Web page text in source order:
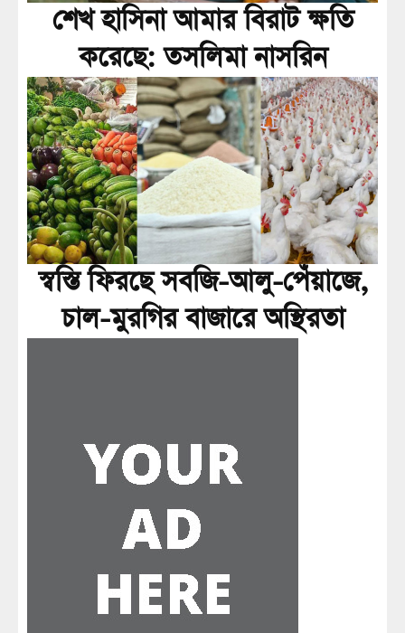
শেখ হাসিনা আমার বিরাট ক্ষতি
করেছে: তসলিমা নাসরিন
স্বস্তি ফিরছে সবজি-আলু-পেঁয়াজে,
চাল-মুরগির বাজারে অস্থিরতা